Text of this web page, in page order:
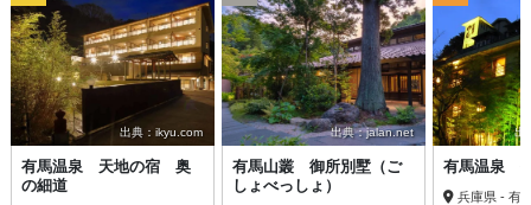
出典：ikyu.com
有馬温泉 天地の宿 奥
の細道
出典：jalan.net
有馬山叢 御所別墅（ご
しょべっしょ）
出
有馬温泉
兵庫県 - 有